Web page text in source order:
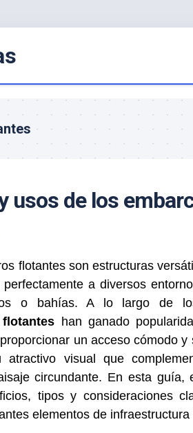
usos de los
flotantes son estructuras
a diversos
o bahías. A lo largo de
han ganado
un acceso cómodo y
visual que
circundante. En esta guía,
tipos y consideraciones
elementos de infraestructura